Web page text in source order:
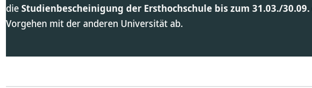
dieStudienbescheinigung der Ersthochschule bis zum 31.03./30.09.
Vorgehen mit der anderen Universität ab.